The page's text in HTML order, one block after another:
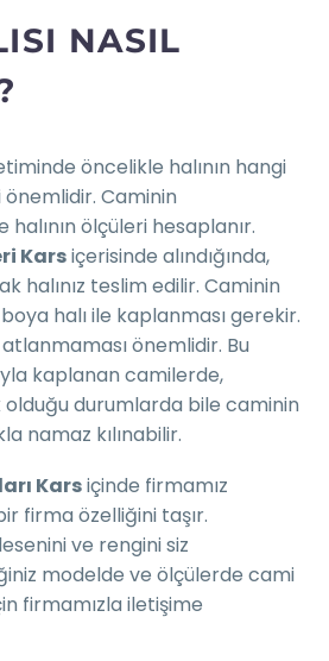
NASIL
öncelikle halının hangi
Caminin
ölçüleri hesaplanır.
Karsiçerisinde alındığında,
halınız teslim edilir. Caminin
halı ile kaplanması gerekir.
önemlidir. Bu
kaplanan camilerde,
durumlarda bile caminin
namaz kılınabilir.
Karsiçinde firmamız
firma özelliğini taşır.
ve rengini siz
modelde ve ölçülerde cami
firmamızla iletişime